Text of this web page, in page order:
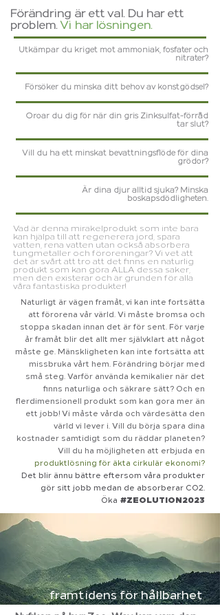
Förändring är ett val. Du har ett
problem.Vi har lösningen.
Utkämpar du kriget mot ammoniak, fosfater och
nitrater?
Försöker du minska ditt behov av konstgödsel?
Oroar du dig för när din gris Zinksulfat-förråd
tar slut?
Vill du ha ett minskat bevattningsflöde för dina
grödor?
Är dina djur alltid sjuka? Minska
boskapsdödligheten.
Vad är denna mirakelprodukt som inte bara
kan hjälpa till att regenerera jord, spara
vatten, rena vatten utan också absorbera
tungmetaller och föroreningar? Vi vet att
det är svårt att tro att det finns en naturlig
produkt som kan göra ALLA dessa saker,
men den existerar och är grunden för alla
våra fantastiska produkter!
Naturligt är vägen framåt, vi kan inte fortsätta
att förorena vår värld. Vi måste bromsa och
stoppa skadan innan det är för sent. För varje
år framåt blir det allt mer självklart att något
måste ge. Mänskligheten kan inte fortsätta att
missbruka vårt hem. Förändring börjar med
små steg. Varför använda kemikalier när det
finns naturliga och säkrare sätt? Och en
flerdimensionell produkt som kan gora mer än
ett jobb! Vi måste vårda och värdesätta den
värld vi lever i. Vill du börja spara dina
kostnader samtidigt som du räddar planeten?
Vill du ha möjligheten att erbjuda en
produktlösning för äkta cirkulär ekonomi?
Det blir ännu bättre eftersom våra produkter
gör sitt jobb medan de absorberar CO2.
Öka #ZEOLUTION2023
framtidens för hållbarhet